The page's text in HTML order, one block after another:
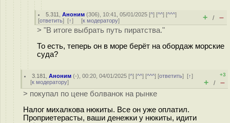
5.311 ,Аноним (306), 10:41, 05/01/2025 [^] [^^] [^^^]
[ответить] [↑] [к модератору] + / –
> "В итоге выбрать путь пиратства."
То есть, теперь он в море берёт на обордаж морские
суда?
3.181 ,Аноним (-), 00:20, 04/01/2025 [^] [^^] [^^^] [ответить][↑]
[к модератору]
+3
+ / –
> покупал по цене болванок на рынке
Налог михалкова нюкиты. Все он уже оплатил.
Проприетерасты, ваши денежки у нюкиты, идити